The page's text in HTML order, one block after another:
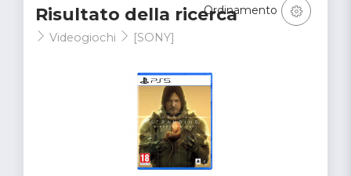
Risultato della ricerca
Videogiochi [SONY]
Ordinamento